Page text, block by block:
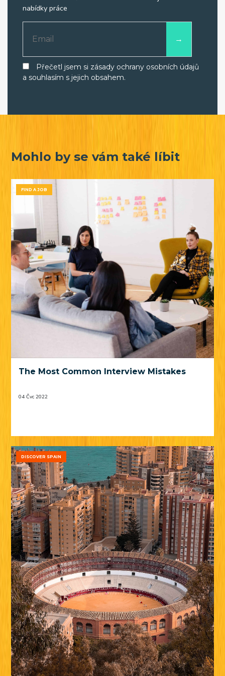
nabídky práce
Přečetl jsem si zásady ochrany osobních údajů
a souhlasím s jejich obsahem.
Mohlo by se vám také líbit
FIND A JOB
The Most Common Interview Mistakes
04 Čvc 2022
DISCOVER SPAIN